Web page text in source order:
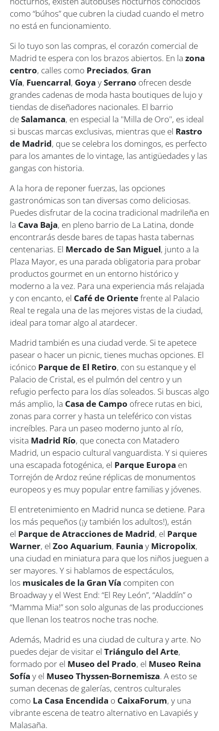
como “búhos” que cubren la ciudad cuando el metro
no está en funcionamiento.
Si lo tuyo son las compras, el corazón comercial de
Madrid te espera con los brazos abiertos. En la zona
centro, calles como Preciados, Gran
Vía, Fuencarral, Goya ySerrano ofrecen desde
grandes cadenas de moda hasta boutiques de lujo y
tiendas de diseñadores nacionales. El barrio
deSalamanca, en especial la "Milla de Oro", es ideal
si buscas marcas exclusivas, mientras que el Rastro
de Madrid, que se celebra los domingos, es perfecto
para los amantes de lo vintage, las antigüedades y las
gangas con historia.
A la hora de reponer fuerzas, las opciones
gastronómicas son tan diversas como deliciosas.
Puedes disfrutar de la cocina tradicional madrileña en
la Cava Baja, en pleno barrio de La Latina, donde
encontrarás desde bares de tapas hasta tabernas
centenarias. El Mercado de San Miguel, junto a la
Plaza Mayor, es una parada obligatoria para probar
productos gourmet en un entorno histórico y
moderno a la vez. Para una experiencia más relajada
y con encanto, el Café de Orientefrente al Palacio
Real te regala una de las mejores vistas de la ciudad,
ideal para tomar algo al atardecer.
Madrid también es una ciudad verde. Si te apetece
pasear o hacer un picnic, tienes muchas opciones. El
icónico Parque de El Retiro, con su estanque y el
Palacio de Cristal, es el pulmón del centro y un
refugio perfecto para los días soleados. Si buscas algo
más amplio, la Casa de Campo ofrece rutas en bici,
zonas para correr y hasta un teleférico con vistas
increíbles. Para un paseo moderno junto al río,
visita Madrid Río, que conecta con Matadero
Madrid, un espacio cultural vanguardista. Y si quieres
una escapada fotogénica, el Parque Europa en
Torrejón de Ardoz reúne réplicas de monumentos
europeos y es muy popular entre familias y jóvenes.
El entretenimiento en Madrid nunca se detiene. Para
los más pequeños (¡y también los adultos!), están
el Parque de Atracciones de Madrid, el Parque
Warner, el Zoo Aquarium, Faunia y Micropolix,
una ciudad en miniatura para que los niños jueguen a
ser mayores. Y si hablamos de espectáculos,
los musicales de la Gran Vía compiten con
Broadway y el West End: “El Rey León”, “Aladdín” o
“Mamma Mia!” son solo algunas de las producciones
que llenan los teatros noche tras noche.
Además, Madrid es una ciudad de cultura y arte. No
puedes dejar de visitar el Triángulo del Arte,
formado por el Museo del Prado, el Museo Reina
Sofía y el Museo Thyssen-Bornemisza. A esto se
suman decenas de galerías, centros culturales
como La Casa Encendida o CaixaForum, y una
vibrante escena de teatro alternativo en Lavapiés y
Malasaña.